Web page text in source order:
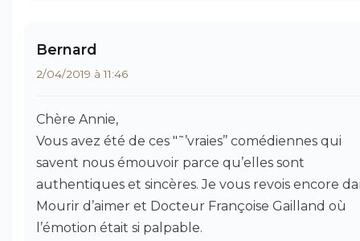
Bernard
2/04/2019 à 11:46
Chère Annie,
Vous avez été de ces "˜’vraies’’ comédiennes qui
savent nous émouvoir parce qu’elles sont
authentiques et sincères. Je vous revois encore
Mourir d’aimer et Docteur Françoise Gailland où
l’émotion était si palpable.